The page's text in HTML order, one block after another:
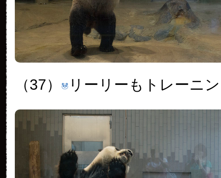
（37） リーリーもトレーニ